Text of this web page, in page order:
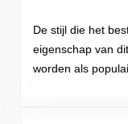
De stijl die het
eigenschap van
worden als